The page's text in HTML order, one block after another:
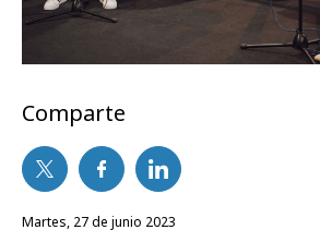
Comparte
martes, 27 de junio 2023